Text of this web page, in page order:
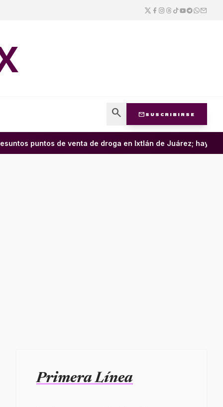
search mail SUSCRIBIRSE
puntos de venta de droga en Ixtlán de Juárez; hay
Primera Línea